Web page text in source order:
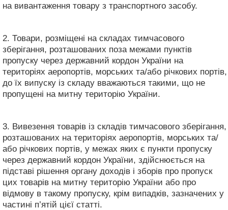
на вивантаження товару з транспортного засобу.
2. Товари, розміщені на складах тимчасового
зберігання, розташованих поза межами пунктів
пропуску через державний кордон України на
територіях аеропортів, морських та/або річкових портів,
до їх випуску із складу вважаються такими, що не
пропущені на митну територію України.
3. Вивезення товарів із складів тимчасового зберігання,
розташованих на територіях аеропортів, морських та/
або річкових портів, у межах яких є пункти пропуску
через державний кордон України, здійснюється на
підставі рішення органу доходів і зборів про пропуск
цих товарів на митну територію України або про
відмову в такому пропуску, крім випадків, зазначених у
частині п’ятій цієї статті.